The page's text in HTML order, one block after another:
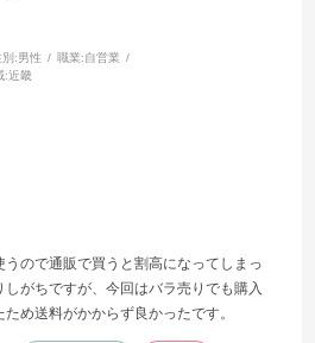
別:男性 職業:自営業
:近畿
ので通販で買うと割高になってしまっ
がちですが、今回はバラ売りでも購入
め送料がかからず良かったです。